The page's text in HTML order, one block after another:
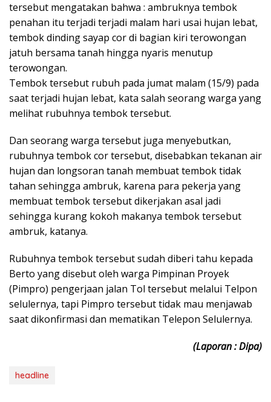
tersebut mengatakan bahwa : ambruknya tembok
penahan itu terjadi terjadi malam hari usai hujan lebat,
tembok dinding sayap cor di bagian kiri terowongan
jatuh bersama tanah hingga nyaris menutup
terowongan.
Tembok tersebut rubuh pada jumat malam (15/9) pada
saat terjadi hujan lebat, kata salah seorang warga yang
melihat rubuhnya tembok tersebut.
Dan seorang warga tersebut juga menyebutkan,
rubuhnya tembok cor tersebut, disebabkan tekanan air
hujan dan longsoran tanah membuat tembok tidak
tahan sehingga ambruk, karena para pekerja yang
membuat tembok tersebut dikerjakan asal jadi
sehingga kurang kokoh makanya tembok tersebut
ambruk, katanya.
Rubuhnya tembok tersebut sudah diberi tahu kepada
Berto yang disebut oleh warga Pimpinan Proyek
(Pimpro) pengerjaan jalan Tol tersebut melalui Telpon
selulernya, tapi Pimpro tersebut tidak mau menjawab
saat dikonfirmasi dan mematikan Telepon Selulernya.
(Laporan : Dipa)
headline